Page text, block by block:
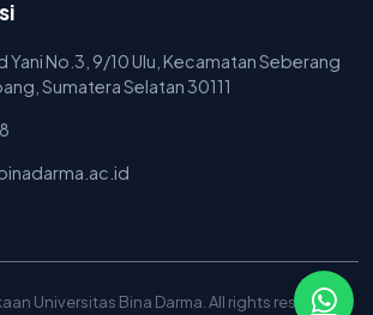
Yani No.3, 9/10 Ulu, Kecamatan Seberang
Sumatera Selatan 30111
Universitas Bina Darma. All rights reserved.